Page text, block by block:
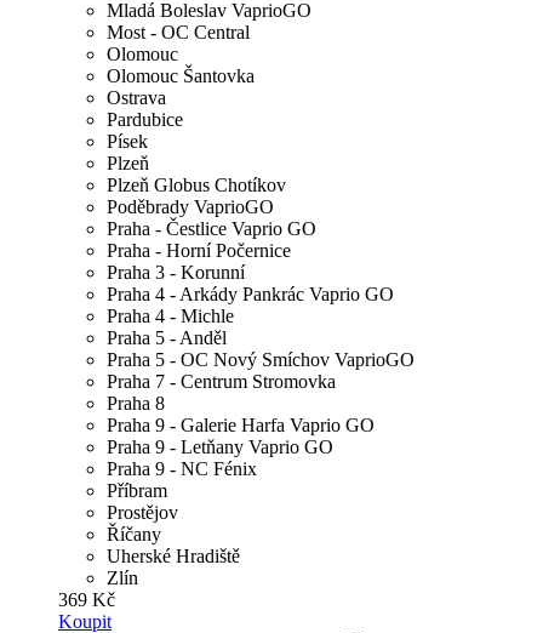
Mladá Boleslav VaprioGO
Most - OC Central
Olomouc
Olomouc Šantovka
Ostrava
Pardubice
Písek
Plzeň
Plzeň Globus Chotíkov
Poděbrady VaprioGO
Praha - Čestlice Vaprio GO
Praha - Horní Počernice
Praha 3 - Korunní
Praha 4 - Arkády Pankrác Vaprio GO
Praha 4 - Michle
Praha 5 - Anděl
Praha 5 - OC Nový Smíchov VaprioGO
Praha 7 - Centrum Stromovka
Praha 8
Praha 9 - Galerie Harfa Vaprio GO
Praha 9 - Letňany Vaprio GO
Praha 9 - NC Fénix
Příbram
Prostějov
Říčany
Uherské Hradiště
Zlín
369 Kč
Koupit